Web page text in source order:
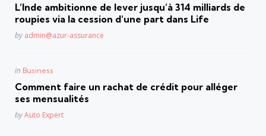
L’Inde ambitionne de lever jusqu’à 314 milliards de
roupies via la cession d’une part dans Life
Posted
by admin@azur-assurance
Posted
in Business
Comment faire un rachat de crédit pour alléger
ses mensualités
Posted
byAuto Expert